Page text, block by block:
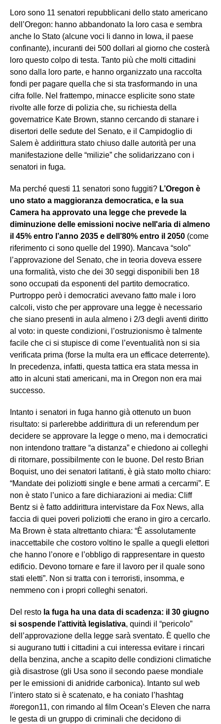
Loro sono 11 senatori repubblicani dello stato americano
dell’Oregon: hanno abbandonato la loro casa e sembra
anche lo Stato (alcune voci li danno in Iowa, il paese
confinante), incuranti dei 500 dollari al giorno che costerà
loro questo colpo di testa. Tanto più che molti cittadini
sono dalla loro parte, e hanno organizzato una raccolta
fondi per pagare quella che si sta trasformando in una
cifra folle. Nel frattempo, minacce esplicite sono state
rivolte alle forze di polizia che, su richiesta della
governatrice Kate Brown, stanno cercando di stanare i
disertori delle sedute del Senato, e il Campidoglio di
Salem è addirittura stato chiuso dalle autorità per una
manifestazione delle “milizie” che solidarizzano con i
senatori in fuga.
Ma perché questi 11 senatori sono fuggiti? L’Oregon è
uno stato a maggioranza democratica, e la sua
Camera ha approvato una legge che prevede la
diminuzione delle emissioni nocive nell'aria di almeno
il 45% entro l’anno 2035 e dell’80% entro il 2050 (come
riferimento ci sono quelle del 1990). Mancava “solo”
l’approvazione del Senato, che in teoria doveva essere
una formalità, visto che dei 30 seggi disponibili ben 18
sono occupati da esponenti del partito democratico.
Purtroppo però i democratici avevano fatto male i loro
calcoli, visto che per approvare una legge è necessario
che siano presenti in aula almeno i 2/3 degli aventi diritto
al voto: in queste condizioni, l’ostruzionismo è talmente
facile che ci si stupisce di come l’eventualità non si sia
verificata prima (forse la multa era un efficace deterrente).
In precedenza, infatti, questa tattica era stata messa in
atto in alcuni stati americani, ma in Oregon non era mai
successo.
Intanto i senatori in fuga hanno già ottenuto un buon
risultato: si parlerebbe addirittura di un referendum per
decidere se approvare la legge o meno, ma i democratici
non intendono trattare “a distanza” e chiedono ai colleghi
di ritornare, possibilmente con le buone. Del resto Brian
Boquist, uno dei senatori latitanti, è già stato molto chiaro:
“Mandate dei poliziotti single e bene armati a cercarmi”. E
non è stato l’unico a fare dichiarazioni ai media: Cliff
Bentz si è fatto addirittura intervistare da Fox News, alla
faccia di quei poveri poliziotti che erano in giro a cercarlo.
Ma Brown è stata altrettanto chiara: “È assolutamente
inaccettabile che costoro voltino le spalle a quegli elettori
che hanno l’onore e l’obbligo di rappresentare in questo
edificio. Devono tornare e fare il lavoro per il quale sono
stati eletti”. Non si tratta con i terroristi, insomma, e
nemmeno con i propri colleghi senatori.
Del resto la fuga ha una data di scadenza: il 30 giugno
si sospende l’attività legislativa, quindi il “pericolo”
dell’approvazione della legge sarà sventato. È quello che
si augurano tutti i cittadini a cui interessa evitare i rincari
della benzina, anche a scapito delle condizioni climatiche
già disastrose (gli Usa sono il secondo paese mondiale
per le emissioni di anidride carbonica). Intanto sul web
l’intero stato si è scatenato, e ha coniato l’hashtag
#oregon11, con rimando al film Ocean’s Eleven che narra
le gesta di un gruppo di criminali che decidono di